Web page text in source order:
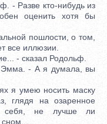
- Разве кто-нибудь из
оценить хотя бы
пошлости, о том,
все иллюзии.
- сказал Родольф.
- А я думала, вы
я умею носить маску
глядя на озаренное
себя, не лучше ли